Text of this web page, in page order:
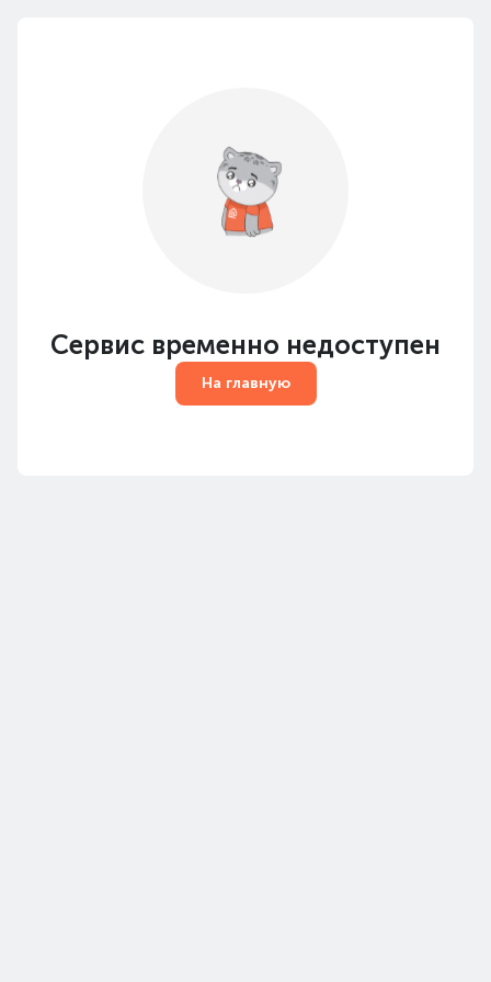
Сервис временно недоступен
На главную